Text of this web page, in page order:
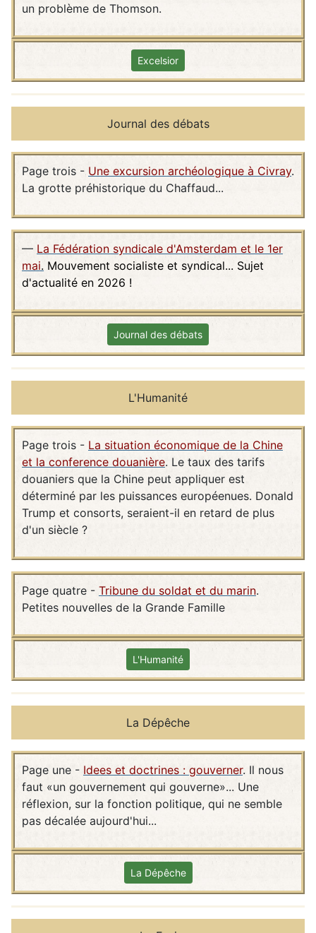
un problème de Thomson.
Excelsior
Journal des débats
Page trois - Une excursion archéologique à Civray.
La grotte préhistorique du Chaffaud...
— La Fédération syndicale d'Amsterdam et le 1er
mai. Mouvement socialiste et syndical... Sujet
d'actualité en 2026 !
Journal des débats
L'Humanité
Page trois - La situation économique de la Chine
et la conference douanière. Le taux des tarifs
douaniers que la Chine peut appliquer est
déterminé par les puissances européenues. Donald
Trump et consorts, seraient-il en retard de plus
d'un siècle ?
Page quatre - Tribune du soldat et du marin.
Petites nouvelles de la Grande Famille
L'Humanité
La Dépêche
Page une - Idees et doctrines : gouverner. Il nous
faut «un gouvernement qui gouverne»... Une
réflexion, sur la fonction politique, qui ne semble
pas décalée aujourd'hui...
La Dépêche